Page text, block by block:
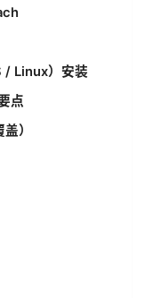
/ Linux）安装
点
）